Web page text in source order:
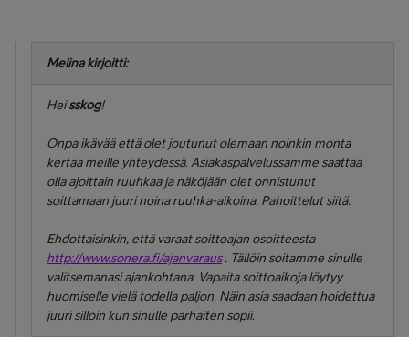
Melina kirjoitti:
Heisskog!
Onpa ikävää että olet joutunut olemaan noinkin monta
kertaa meille yhteydessä. Asiakaspalvelussamme saattaa
olla ajoittain ruuhkaa ja näköjään olet onnistunut
soittamaan juuri noina ruuhka-aikoina. Pahoittelut siitä.
Ehdottaisinkin, että varaat soittoajan osoitteesta
http://www.sonera.fi/ajanvaraus. Tällöin soitamme sinulle
valitsemanasi ajankohtana. Vapaita soittoaikoja löytyy
huomiselle vielä todella paljon. Näin asia saadaan hoidettua
juuri silloin kun sinulle parhaiten sopii.